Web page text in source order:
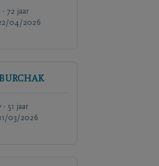
72 jaar
04/2026
51 jaar
03/2026